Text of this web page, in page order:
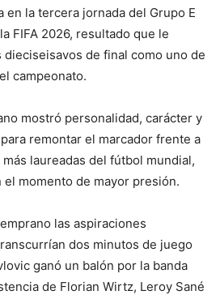
en la tercera jornada del Grupo E
FIFA 2026, resultado que le
de final como uno de
campeonato.
mostró personalidad, carácter y
remontar el marcador frente a
laureadas del fútbol mundial,
momento de mayor presión.
las aspiraciones
dos minutos de juego
ganó un balón por la banda
de Florian Wirtz, Leroy Sané